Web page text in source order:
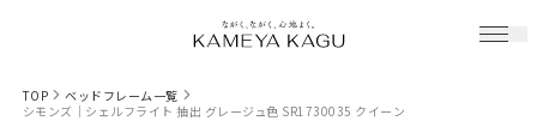
TOP
ベッドフレーム一覧
シモンズ｜シェルフライト 抽出 グレージュ色 SR1730035 クイーン